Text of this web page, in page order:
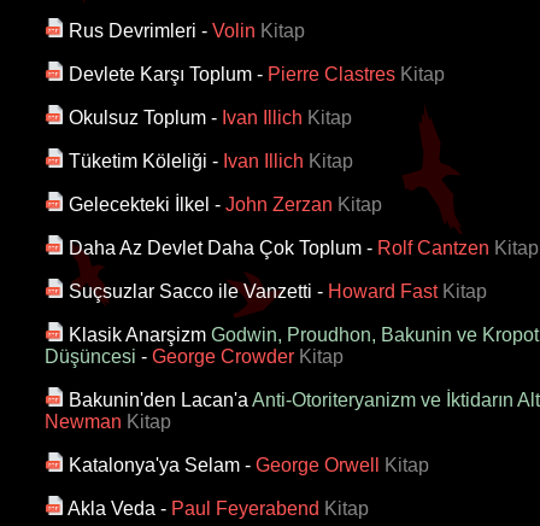
Rus Devrimleri - Volin Kitap
Devlete Karşı Toplum - Pierre Clastres Kitap
Okulsuz Toplum - Ivan Illich Kitap
Tüketim Köleliği - Ivan Illich Kitap
Gelecekteki İlkel - John Zerzan Kitap
Daha Az Devlet Daha Çok Toplum - Rolf Cantzen Kitap
Suçsuzlar Sacco ile Vanzetti - Howard FastKitap
Klasik Anarşizm Godwin, Proudhon, Bakunin ve
Düşüncesi - George Crowder Kitap
Bakunin'den Lacan'a Anti-Otoriteryanizm ve İktidarın
Newman Kitap
Katalonya'ya Selam - George Orwell Kitap
Akla Veda - Paul Feyerabend Kitap